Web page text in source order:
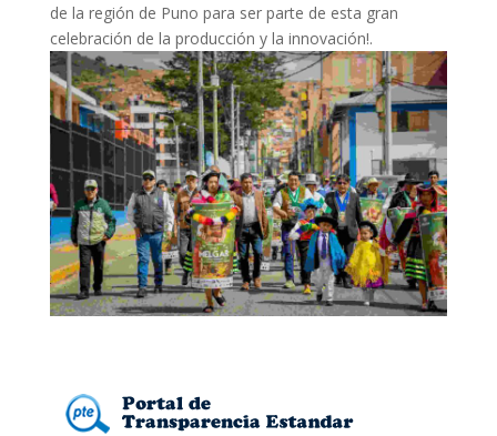
de la región de Puno para ser parte de esta gran
celebración de la producción y la innovación!.